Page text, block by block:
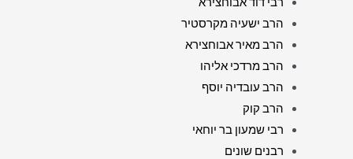
הרב ישעיה מקרסטיר
הרב מאיר אבוחצירא
הרב מרדכי אליהו
הרב עובדיה יוסף
הרב קוק
רבי שמעון בר יוחאי
רבנים שונים